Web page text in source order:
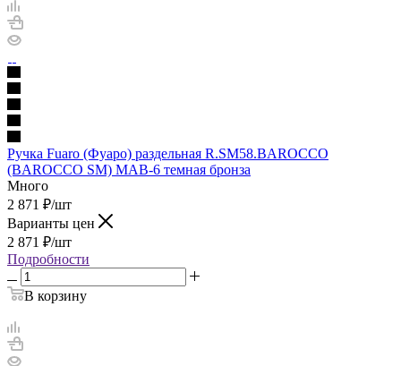
Ручка Fuaro (Фуаро) раздельная R.SM58.BAROCCO
(BAROCCO SM) MAB-6 темная бронза
Много
2 871 ₽/шт
Варианты цен
2 871 ₽/шт
Подробности
В корзину